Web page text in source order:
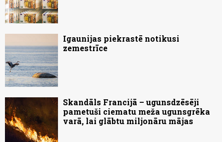
Igaunijas piekrastē notikusi
zemestrīce
Skandāls Francijā – ugunsdzēsēji
pametuši ciematu meža ugunsgrēka
varā, lai glābtu miljonāru mājas